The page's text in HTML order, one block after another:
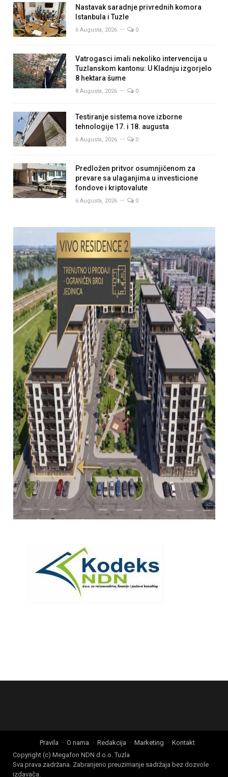
Nastavak saradnje privrednih komora
Istanbula i Tuzle
6 Augusta, 2026 0
Vatrogasci imali nekoliko intervencija u
Tuzlanskom kantonu: U Kladnju izgorjelo
8 hektara šume
8 Augusta, 2026 0
Testiranje sistema nove izborne
tehnologije 17. i 18. augusta
6 Augusta, 2026 0
Predložen pritvor osumnjičenom za
prevare sa ulaganjima u investicione
fondove i kriptovalute
6 Augusta, 2026 0
Pravila O nama Redakcija Marketing
Kontakt
Copyright (c) Megafon NDN d.o.o. Tuzla
Sva prava zadržana. Zabranjeno preuzimanje sadržaja bez dozvole
izdavača.